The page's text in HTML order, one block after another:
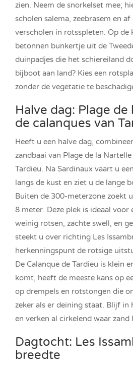
zien. Neem de snorkelset mee;
scholen salema, zeebrasem en
verscholen in rotsspleten. Op de
betonnen bunkertje uit de
duinpadjes die het schiereiland
bijboot aan land? Kies een
zonder de vegetatie te
Halve dag: Plage de
de calanques van
Heeft u een halve dag,
zandbaai van Plage de la
Tardieu. Na Sardinaux vaart u
langs de kust en ziet u de lange
Buiten de 300-meterzone zoekt
8 meter. Deze plek is ideaal voor
weinig rotsen, zachte swell, en
steekt u over richting Les
herkenningspunt de rotsige
De Calanque de Tardieu is klein
komt, heeft de meeste kans op
op drempels en rotstongen die
zeker als er deining staat. Blijf in
en verken al cirkelend waar zand
Dagtocht: Les
breedte